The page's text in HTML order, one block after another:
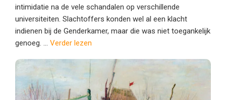
intimidatie na de vele schandalen op verschillende
universiteiten. Slachtoffers konden wel al een klacht
indienen bij de Genderkamer, maar die was niet toegankelijk
genoeg. ... Verder lezen